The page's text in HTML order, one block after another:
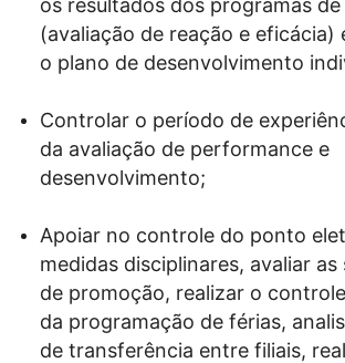
(avaliação de reação e eficácia)
o plano de desenvolvimento
Controlar o período de
da avaliação de performance e
desenvolvimento;
Apoiar no controle do ponto
medidas disciplinares, avaliar
de promoção, realizar o
da programação de férias,
de transferência entre filiais,